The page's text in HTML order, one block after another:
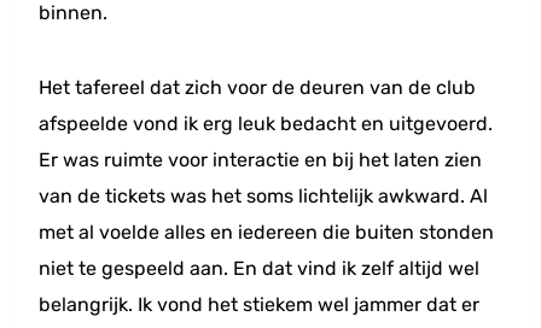
binnen.
Het tafereel dat zich voor de deuren van de club
afspeelde vond ik erg leuk bedacht en uitgevoerd.
Er was ruimte voor interactie en bij het laten zien
van de tickets was het soms lichtelijk awkward. Al
met al voelde alles en iedereen die buiten stonden
niet te gespeeld aan. En dat vind ik zelf altijd wel
belangrijk. Ik vond het stiekem wel jammer dat er